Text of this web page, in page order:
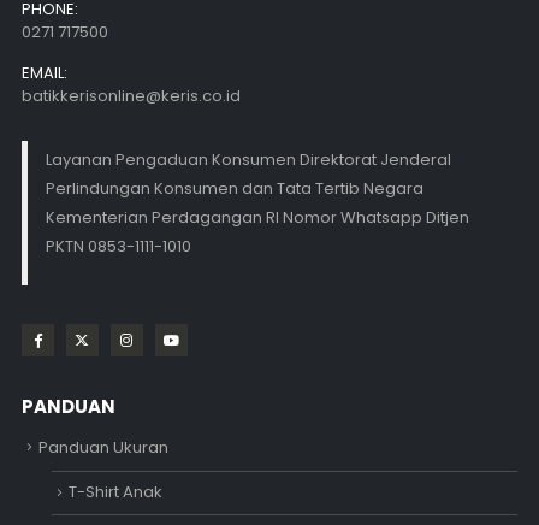
PHONE:
0271 717500
EMAIL:
batikkerisonline@keris.co.id
Layanan Pengaduan Konsumen Direktorat Jenderal
Perlindungan Konsumen dan Tata Tertib Negara
Kementerian Perdagangan RI Nomor Whatsapp Ditjen
PKTN 0853-1111-1010
PANDUAN
Panduan Ukuran
T-Shirt Anak